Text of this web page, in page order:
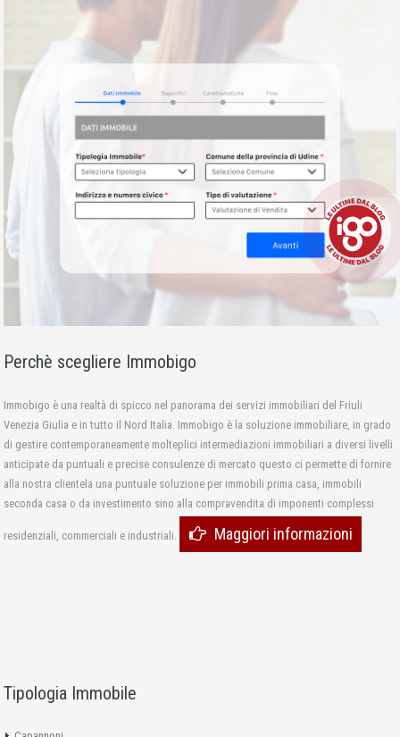
Perchè scegliere Immobigo
Immobigo è una realtà di spicco nel panorama dei servizi immobiliari del Friuli
Venezia Giulia e in tutto il Nord Italia. Immobigo è la soluzione immobiliare, in grado
di gestire contemporaneamente molteplici intermediazioni immobiliari a diversi livelli
anticipate da puntuali e precise consulenze di mercato questo ci permette di fornire
alla nostra clientela una puntuale soluzione per immobili prima casa, immobili
seconda casa o da investimento sino alla compravendita di imponenti complessi
residenziali, commerciali e industriali. Maggiori informazioni
Tipologia Immobile